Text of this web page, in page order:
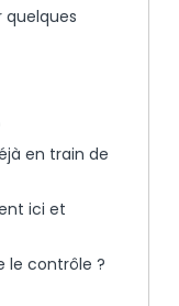
quelques
en train de
ici et
le contrôle ?